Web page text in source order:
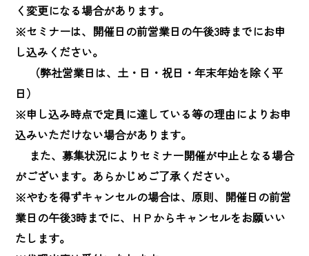
く変更になる場合があります。
※セミナーは、開催日の前営業日の午後3時までにお申
し込みください。
（弊社営業日は、土・日・祝日・年末年始を除く平
日）
※申し込み時点で定員に達している等の理由によりお申
込みいただけない場合があります。
また、募集状況によりセミナー開催が中止となる場合
がございます。あらかじめご了承ください。
※やむを得ずキャンセルの場合は、原則、開催日の前営
業日の午後3時までに、ＨＰからキャンセルをお願いい
たします。